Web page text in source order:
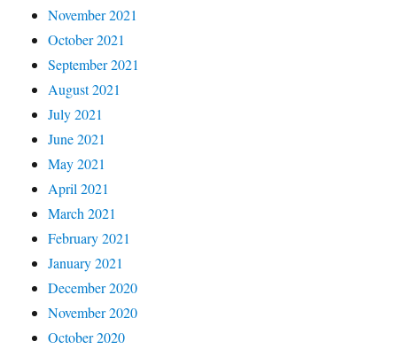
November 2021
October 2021
September 2021
August 2021
July 2021
June 2021
May 2021
April 2021
March 2021
February 2021
January 2021
December 2020
November 2020
October 2020